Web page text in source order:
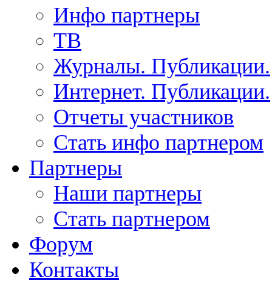
Инфо партнеры
ТВ
Журналы. Публикации.
Интернет. Публикации.
Отчеты участников
Стать инфо партнером
Партнеры
Наши партнеры
Стать партнером
Форум
Контакты